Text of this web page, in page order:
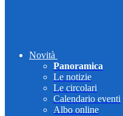
Novità
Panoramica
Le notizie
Le circolari
Calendario eventi
Albo online